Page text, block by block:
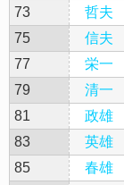
73
哲夫
75
信夫
77
栄一
79
清一
81
政雄
83
英雄
85
春雄